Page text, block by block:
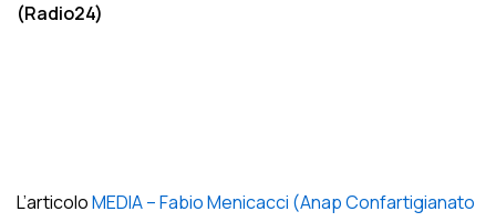
(Radio24)
L’articoloMEDIA – Fabio Menicacci (Anap Confartigianato